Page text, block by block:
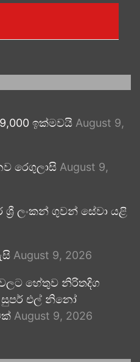
ඉක්මවයි August 9,
රෙගුලාසි August 9,
ලංකන් ගුවන් සේවා යළි
August 9, 2026
හේතුව නිරිතදිග
සුපර් එල් නිනෝ
August 9, 2026